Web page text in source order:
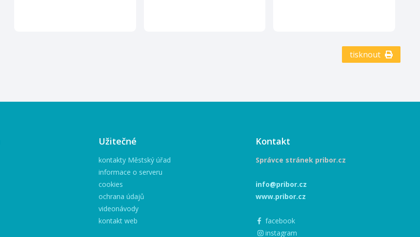
tisknout
Užitečné
kontakty Městský úřad
informace o serveru
cookies
ochrana údajů
videonávody
kontakt web
Kontakt
Správce stránek pribor.cz
info@pribor.cz
www.pribor.cz
facebook
instagram